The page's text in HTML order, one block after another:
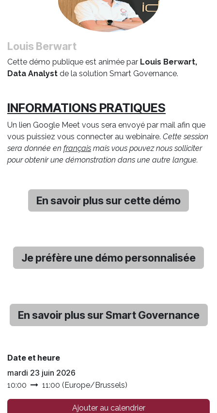
Louis Berwart
Cette démo publique est animée par Louis Berwart,
Data Analyst de la solution Smart Governance.
INFORMATIONS PRATIQUES
Un lien Google Meet vous sera envoyé par mail afin que
vous puissiez vous connecter au webinaire. Cette session
sera donnée en français mais vous pouvez nous solliciter
pour obtenir une démonstration dans une autre langue.
En savoir plus sur cette démo
Je préfère une démo personnalisée
En savoir plus sur Smart Governance
Date et heure
mardi 23 juin 2026
10:00 11:00 (Europe/Brussels)
Ajouter au calendrier